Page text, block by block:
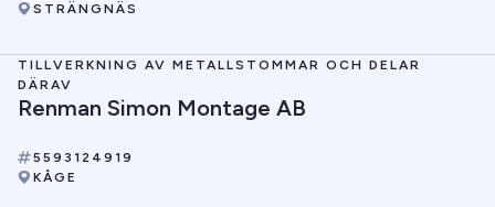
STRÄNGNÄS
TILLVERKNING AV METALLSTOMMAR OCH DELAR
DÄRAV
Renman Simon Montage AB
5593124919
KÅGE